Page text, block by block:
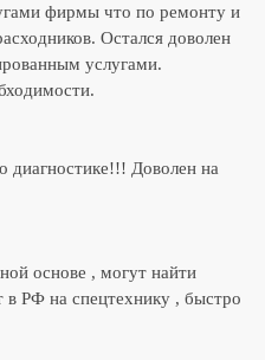
фирмы что по ремонту и
Остался доволен
услугами.
диагностике!!! Доволен на
основе , могут найти
в РФ на спецтехнику , быстро